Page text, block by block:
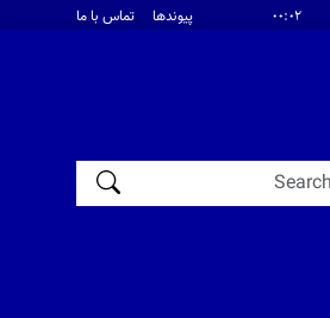
۰۰:۰۲ پیوندها تماس با ما